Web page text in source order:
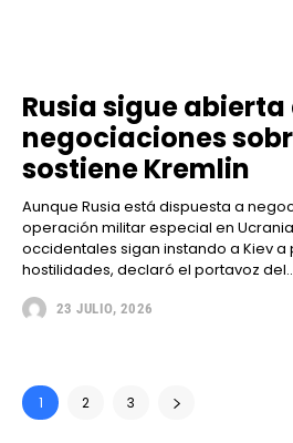
Rusia sigue abierta
negociaciones
sostiene Kremlin
Aunque Rusia está dispuesta a
operación militar especial en
occidentales sigan instando a Kiev a
hostilidades, declaró el portavoz
23 JULIO, 2026
1 2 3